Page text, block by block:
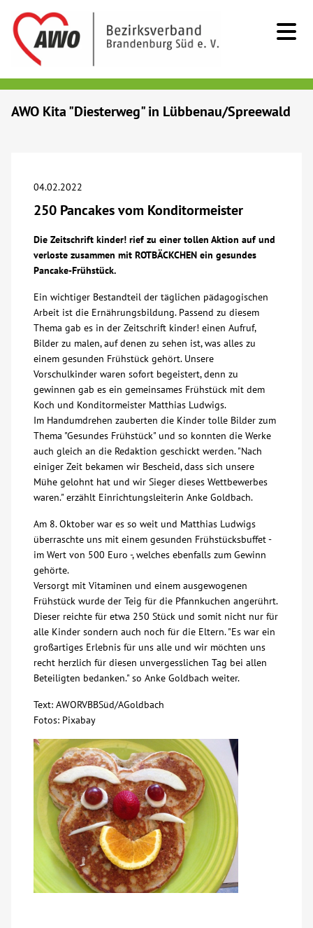
Beratung & Hilfe
Begegnung
Bildung
Über uns
Veranstaltungen
Spenden
Mitmachen
Karriere
Ausbildung
Glossar
Suche
Kontakt
AWO BB Süd
AWO Kita "Diesterweg" in Lübbenau/Spreewald
04.02.2022
250 Pancakes vom Konditormeister
Die Zeitschrift kinder! rief zu einer tollen Aktion auf und
verloste zusammen mit ROTBÄCKCHEN ein gesundes
Pancake-Frühstück.
Ein wichtiger Bestandteil der täglichen pädagogischen
Arbeit ist die Ernährungsbildung. Passend zu diesem
Thema gab es in der Zeitschrift kinder! einen Aufruf,
Bilder zu malen, auf denen zu sehen ist, was alles zu
einem gesunden Frühstück gehört. Unsere
Vorschulkinder waren sofort begeistert, denn zu
gewinnen gab es ein gemeinsames Frühstück mit dem
Koch und Konditormeister Matthias Ludwigs.
Im Handumdrehen zauberten die Kinder tolle Bilder zum
Thema "Gesundes Frühstück" und so konnten die Werke
auch gleich an die Redaktion geschickt werden. "Nach
einiger Zeit bekamen wir Bescheid, dass sich unsere
Mühe gelohnt hat und wir Sieger dieses Wettbewerbes
waren." erzählt Einrichtungsleiterin Anke Goldbach.
Am 8. Oktober war es so weit und Matthias Ludwigs
überraschte uns mit einem gesunden Frühstücksbuffet -
im Wert von 500 Euro -, welches ebenfalls zum Gewinn
gehörte.
Versorgt mit Vitaminen und einem ausgewogenen
Frühstück wurde der Teig für die Pfannkuchen angerührt.
Dieser reichte für etwa 250 Stück und somit nicht nur für
alle Kinder sondern auch noch für die Eltern. "Es war ein
großartiges Erlebnis für uns alle und wir möchten uns
recht herzlich für diesen unvergesslichen Tag bei allen
Beteiligten bedanken." so Anke Goldbach weiter.
Text: AWORVBBSüd/AGoldbach
Fotos: Pixabay